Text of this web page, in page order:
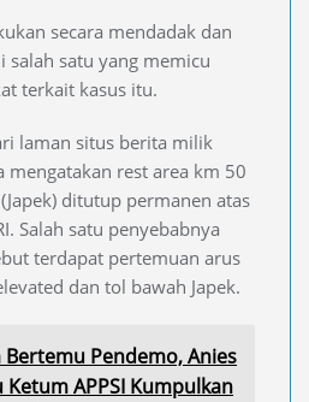
secara mendadak dan
satu yang memicu
terkait kasus itu.
laman situs berita milik
mengatakan rest area km 50
ditutup permanen atas
Salah satu penyebabnya
terdapat pertemuan arus
dan tol bawah Japek.
Bertemu Pendemo, Anies
Ketum APPSI Kumpulkan